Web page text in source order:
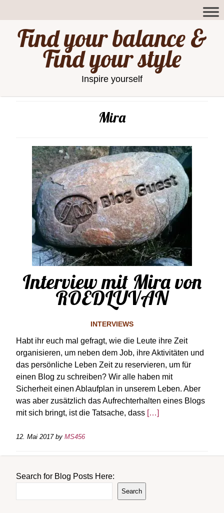
Find your balance &
Find your style
Inspire yourself
Mira
Interview mit Mira von
ROEDLUVAN
INTERVIEWS
Habt ihr euch mal gefragt, wie die Leute ihre Zeit
organisieren, um neben dem Job, ihre Aktivitäten und
das persönliche Leben Zeit zu reservieren, um für
einen Blog zu schreiben? Wir alle haben mit
Sicherheit einen Ablaufplan in unserem Leben. Aber
was aber zusätzlich das Aufrechterhalten eines Blogs
mit sich bringt, ist die Tatsache, dass […]
12. Mai 2017by MS456
Search for Blog Posts Here:
Search